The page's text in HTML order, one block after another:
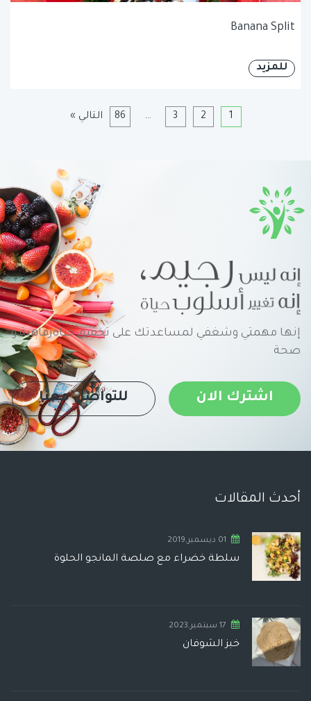
Banana Split
للمزيد
1
2
3
…
86 التالي »
إنها مهمتي وشغفي لمساعدتك على تحقيق حياةرفاهية و
صحة
اشترك الان للتواصل معنا
أحدث المقالات
01 ديسمبر,2019
سلطة خضراء مع صلصة المانجو الحلوة
17 سبتمبر,2023
خبز الشوفان